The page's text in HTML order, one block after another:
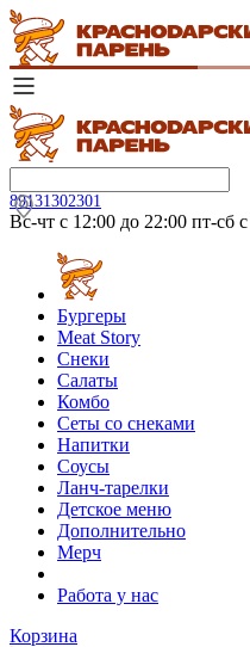
89131302301
Вс-чт с 12:00 до 22:00 пт-сб
Бургеры
Meat Story
Снеки
Салаты
Комбо
Сеты со снеками
Напитки
Соусы
Ланч-тарелки
Детское меню
Дополнительно
Мерч
Работа у нас
Корзина